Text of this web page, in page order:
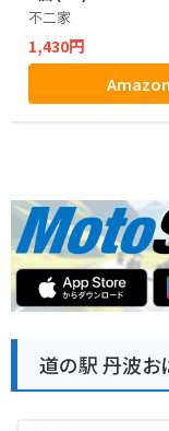
不二家
1,430円
道の駅 丹波